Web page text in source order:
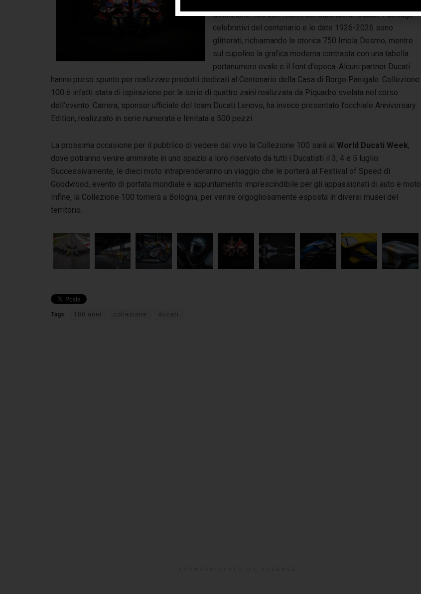
Collezione 100 con i nomi dei dipendenti Ducati. I dettagli
celebrativi del centenario e le date 1926-2026 sono
glitterati, richiamando la storica 750 Imola Desmo, mentre
sul cupolino la grafica moderna contrasta con una tabella
portanumero ovale e il font d’epoca. Alcuni partner Ducati
hanno preso spunto per realizzare prodotti dedicati al Centenario della Casa di Borgo Panigale. Collezione
100 è infatti stata di ispirazione per la serie di quattro zaini realizzata da Piquadro svelata nel corso
dell’evento. Carrera, sponsor ufficiale del team Ducati Lenovo, ha invece presentato l’occhiale Anniversary
Edition, realizzato in serie numerata e limitata a 500 pezzi.
La prossima occasione per il pubblico di vedere dal vivo la Collezione 100 sarà al World Ducati Week,
dove potranno venire ammirate in uno spazio a loro riservato da tutti i Ducatisti il 3, 4 e 5 luglio.
Successivamente, le dieci moto intraprenderanno un viaggio che le porterà al Festival of Speed di
Goodwood, evento di portata mondiale e appuntamento imprescindibile per gli appassionati di auto e moto.
Infine, la Collezione 100 tornerà a Bologna, per venire orgogliosamente esposta in diversi musei del
territorio.
Tags: 100 anni collezione ducati